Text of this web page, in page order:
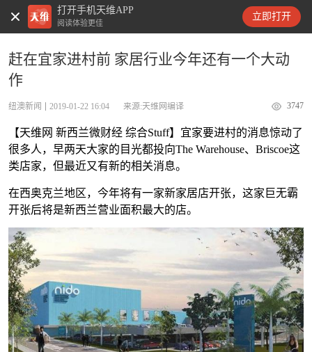
打开手机天维APP
阅读体验更佳
立即打开
天维新闻
赶在宜家进村前 家居行业今年还有一个大动
作
纽澳新闻 2019-01-22 16:04 来源:天维网编译 3747
【天维网 新西兰微财经 综合Stuff】宜家要进村的消息惊动了
很多人，早两天大家的目光都投向The Warehouse、Briscoe这
类店家，但最近又有新的相关消息。
在西奥克兰地区，今年将有一家新家居店开张，这家巨无霸
开张后将是新西兰营业面积最大的店。